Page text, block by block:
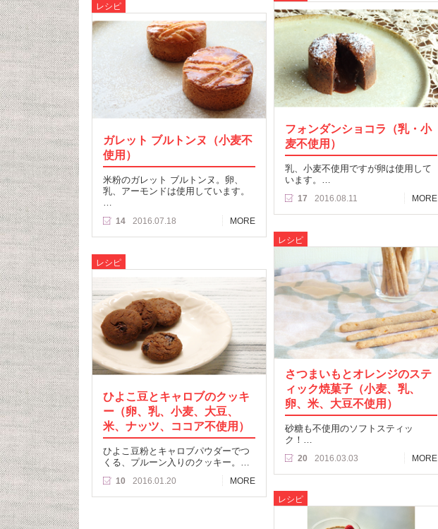
フォンダンショコラ（乳・小
麦不使用）
乳、小麦不使用ですが卵は使用して
います。…
17 2016.08.11 MORE
レシピ
ガレット ブルトンヌ（小麦不
使用）
米粉のガレット ブルトンヌ。卵、
乳、アーモンドは使用しています。
…
14 2016.07.18 MORE
レシピ
さつまいもとオレンジのステ
ィック焼菓子（小麦、乳、
卵、米、大豆不使用）
砂糖も不使用のソフトスティッ
ク！…
20 2016.03.03 MORE
レシピ
ひよこ豆とキャロブのクッキ
ー（卵、乳、小麦、大豆、
米、ナッツ、ココア不使用）
ひよこ豆粉とキャロブパウダーでつ
くる、プルーン入りのクッキー。…
10 2016.01.20 MORE
レシピ